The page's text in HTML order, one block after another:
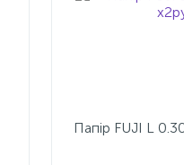
Папiр FUJI L